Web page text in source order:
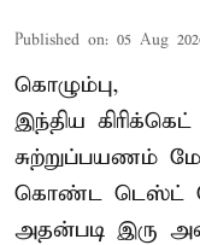
Published on: 05 Aug
கொழும்பு,
இந்திய கிரிக்கெட்
சுற்றுப்பயணம்
கொண்ட டெஸ்ட்
அதன்படி இரு